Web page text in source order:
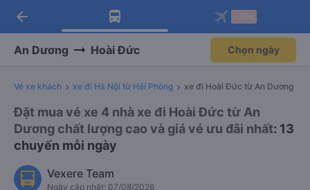
Tải app Vexere ngay!
Nhận ưu đãi thành viên độc
Mở app
Tải app Vexere
-30k/ghế khi đặt vé máy bay qua
Mở app
arrow_back
An Dương Hoài Đức Chọn ngày
Vé xe khách xe đi Hà Nội từ Hải Phòng xe đi Hoài Đức từ An Dương
Đặt mua vé xe 4 nhà xe đi Hoài Đức từ An
Dương chất lượng cao và giá vé ưu đãi nhất: 13
chuyến mỗi ngày
Vexere Team
Ngày cập nhật: 07/08/2026